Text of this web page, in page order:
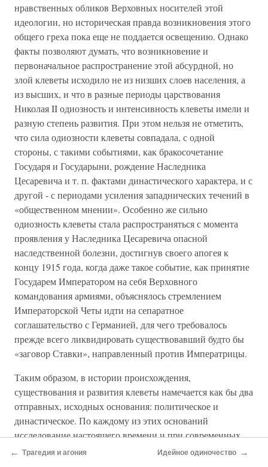
нравственных обликов Верховных носителей этой
идеологии, но историческая правда возникновения этого
общего греха пока еще не поддается освещению. Однако
факты позволяют думать, что возникновение и
первоначальное распространение этой абсурдной, но
злой клеветы исходило не из низших слоев населения, а
из высших, и что в разные периоды царствования
Николая II одиозность и интенсивность клеветы имели и
разную степень развития. При этом нельзя не отметить,
что сила одиозности клеветы совпадала, с одной
стороны, с такими событиями, как бракосочетание
Государя и Государыни, рождение Наследника
Цесаревича и т. п. фактами династического характера, и с
другой - с периодами усиления западнических течений в
«общественном мнении». Особенно же сильно
одиозность клеветы стала распространяться с момента
проявления у Наследника Цесаревича опасной
наследственной болезни, достигнув своего апогея к
концу 1915 года, когда даже такое событие, как принятие
Государем Императором на себя Верховного
командования армиями, объяснялось стремлением
Императорской Четы идти на сепаратное
соглашательство с Германией, для чего требовалось
прежде всего ликвидировать существовавший будто бы
«заговор Ставки», направленный против Императрицы.
Таким образом, в истории происхождения,
существования и развития клеветы намечается как бы два
отправных, исходных основания: политическое и
династическое. По каждому из этих оснований
исследование настоящего времени и при современных
условиях может высказать лишь некоторые соображения
← Трагедия и агония Идейное одиночество →